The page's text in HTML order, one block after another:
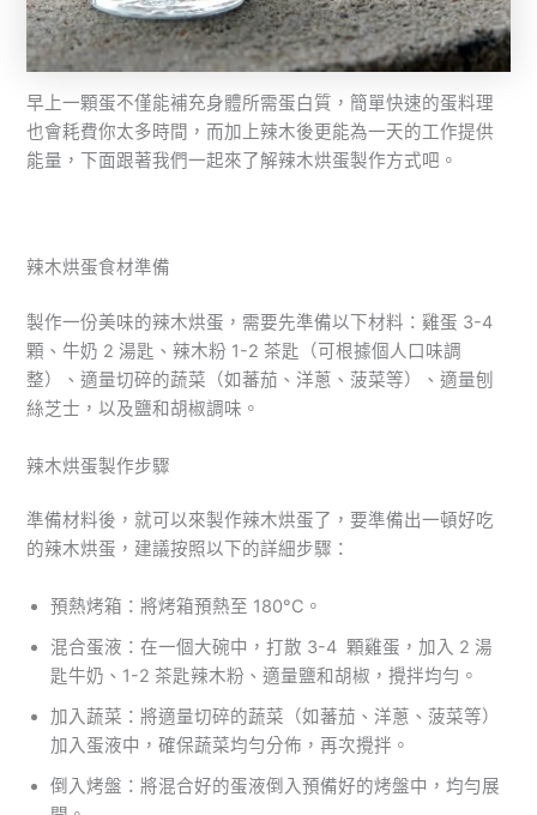
早上一顆蛋不僅能補充身體所需蛋白質，簡單快速的蛋料理
也會耗費你太多時間，而加上辣木後更能為一天的工作提供
能量，下面跟著我們一起來了解辣木烘蛋製作方式吧。
辣木烘蛋食材準備
製作一份美味的辣木烘蛋，需要先準備以下材料：雞蛋 3-4
顆、牛奶 2 湯匙、辣木粉 1-2 茶匙（可根據個人口味調
整）、適量切碎的蔬菜（如蕃茄、洋蔥、菠菜等）、適量刨
絲芝士，以及鹽和胡椒調味。
辣木烘蛋製作步驟
準備材料後，就可以來製作辣木烘蛋了，要準備出一頓好吃
的辣木烘蛋，建議按照以下的詳細步驟：
預熱烤箱：將烤箱預熱至 180°C。
混合蛋液：在一個大碗中，打散 3-4 顆雞蛋，加入 2 湯
匙牛奶、1-2 茶匙辣木粉、適量鹽和胡椒，攪拌均勻。
加入蔬菜：將適量切碎的蔬菜（如蕃茄、洋蔥、菠菜等）
加入蛋液中，確保蔬菜均勻分佈，再次攪拌。
倒入烤盤：將混合好的蛋液倒入預備好的烤盤中，均勻展